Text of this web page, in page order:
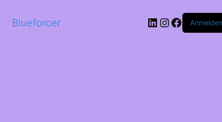
Blueforcer LinkedIn
Instagram
Anmelden